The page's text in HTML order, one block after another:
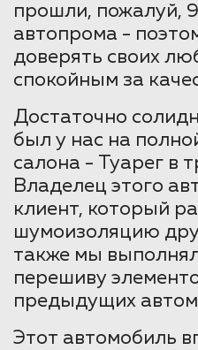
прошли, пожалуй,
автопрома -
доверять своих
спокойным за
Достаточно
был у нас на
салона - Туарег в
Владелец этого
клиент, который
шумоизоляцию
также мы
перешиву
предыдущих
Этот автомобиль